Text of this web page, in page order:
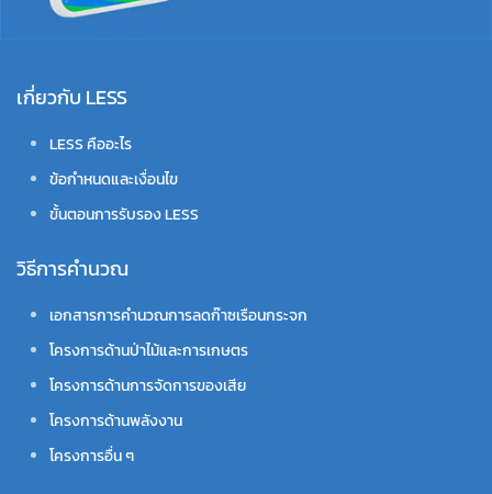
เกี่ยวกับ LESS
LESS คืออะไร
ข้อกำหนดและเงื่อนไข
ขั้นตอนการรับรอง LESS
วิธีการคำนวณ
เอกสารการคำนวณการลดก๊าซเรือนกระจก
โครงการด้านป่าไม้และการเกษตร
โครงการด้านการจัดการของเสีย
โครงการด้านพลังงาน
โครงการอื่น ๆ